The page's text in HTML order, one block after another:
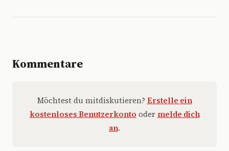
Kommentare
Möchtest du mitdiskutieren? Erstelle ein
kostenloses Benutzerkonto oder melde dich
an.